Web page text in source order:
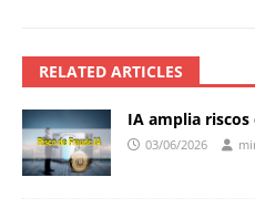
RELATED ARTICLES
IA amplia riscos
03/06/2026